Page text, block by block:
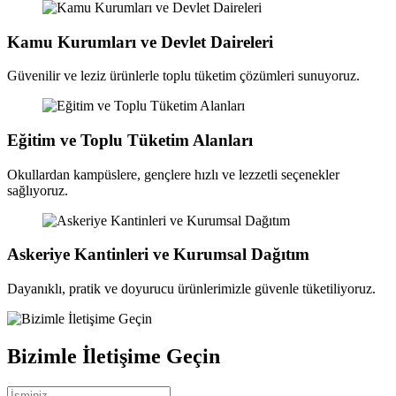
Kamu Kurumları ve Devlet Daireleri
Güvenilir ve leziz ürünlerle toplu tüketim çözümleri sunuyoruz.
Eğitim ve Toplu Tüketim Alanları
Okullardan kampüslere, gençlere hızlı ve lezzetli seçenekler
sağlıyoruz.
Askeriye Kantinleri ve Kurumsal Dağıtım
Dayanıklı, pratik ve doyurucu ürünlerimizle güvenle tüketiliyoruz.
Bizimle İletişime Geçin